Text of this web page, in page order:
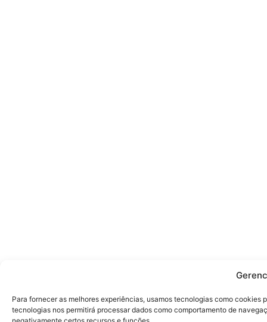
Para fornecer as melhores experiências, usamos tecnologias como
tecnologias nos permitirá processar dados como comportamento de